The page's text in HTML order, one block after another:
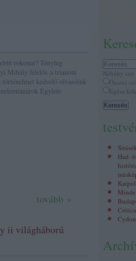
Néhány szó
Összes
Egész
Had-
Katpol
rokonai? Tényleg
Mihály felelős a trianoni
kedvelő olvasóink
Egylete
tovább »
ii világháború